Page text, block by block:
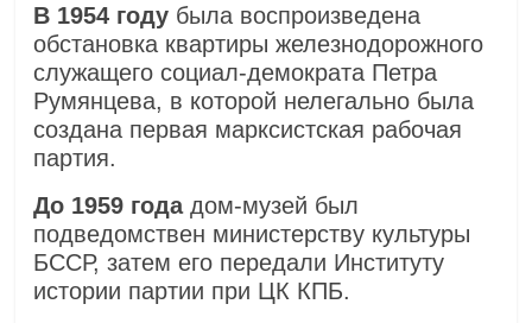
В 1954 году была воспроизведена
обстановка квартиры железнодорожного
служащего социал-демократа Петра
Румянцева, в которой нелегально была
создана первая марксистская рабочая
партия.
До 1959 годадом-музей был
подведомствен министерству культуры
БССР, затем его передали Институту
истории партии при ЦК КПБ.